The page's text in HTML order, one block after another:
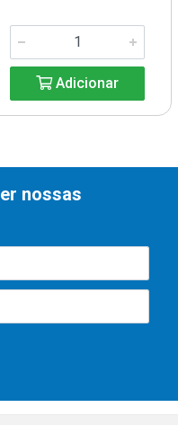
Adicionar
nossas